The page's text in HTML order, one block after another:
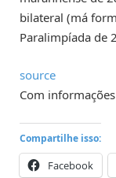
bilateral (má
Paralimpíada de
source
Com
Compartilhe isso:
Facebook